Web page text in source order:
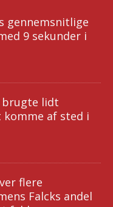
gennemsnitlige
9 sekunder i
brugte lidt
af sted i
flere
Falcks andel